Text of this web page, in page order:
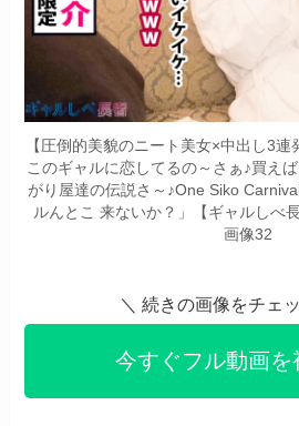
【圧倒的美貌のニート美女×中出し3
このギャルに恋してるの～さぁ♪買え
がり屋達の伝説さ～♪One Siko
ルんとこ 来ないか？」【ギャルしべ
画像32
＼ 続きの画像をチェ
今すぐフル動画を